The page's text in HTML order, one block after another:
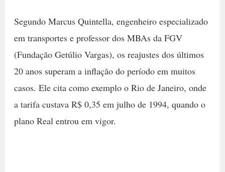
Segundo Marcus Quintella, engenheiro especializado
em transportes e professor dos MBAs da FGV
(Fundação Getúlio Vargas), os reajustes dos últimos
20 anos superam a inflação do período em muitos
casos. Ele cita como exemplo o Rio de Janeiro, onde
a tarifa custava R$ 0,35 em julho de 1994, quando o
plano Real entrou em vigor.